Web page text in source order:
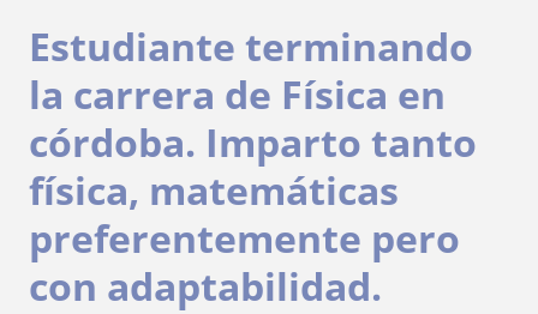
Estudiante terminando
la carrera de Física en
córdoba. Imparto tanto
física, matemáticas
preferentemente pero
con adaptabilidad.